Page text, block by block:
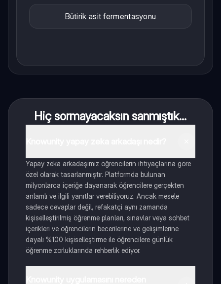
Bütirik asit fermentasyonu
Hiç sormayacaksın sanmıştık...
Yapay zeka arkadaşımız öğrencilerin ihtiyaçlarına göre
özel olarak tasarlanmıştır. Platformda bulunan
milyonlarca içeriğe dayanarak öğrencilere gerçekten
anlamlı ve ilgili yanıtlar verebiliyoruz. Ancak mesele
sadece cevaplar değil, refakatçi aynı zamanda
kişiselleştirilmiş öğrenme planları, sınavlar veya sohbet
içerikleri ve öğrencilerin becerilerine ve gelişimlerine
dayalı %100 kişiselleştirme ile öğrencilere günlük
öğrenme zorluklarında rehberlik ediyor.